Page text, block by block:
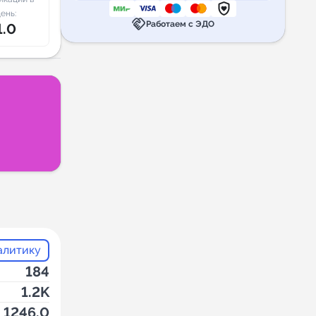
184
1.2K
1246.0
handshakeРаботаем с ЭДО